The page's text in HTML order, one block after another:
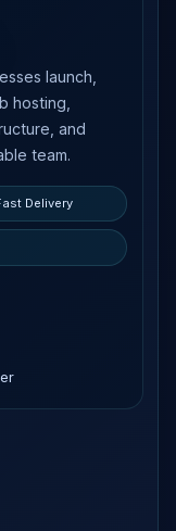
launch,
hosting,
and
team.
Delivery